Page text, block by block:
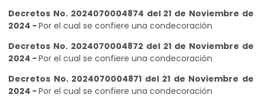
Decretos No. 2024070004874 del 21 de Noviembre de
2024 - Por el cual se confiere una condecoración
Decretos No. 2024070004872 del 21 de Noviembre de
2024 - Por el cual se confiere una condecoración
Decretos No. 2024070004871 del 21 de Noviembre de
2024 - Por el cual se confiere una condecoración